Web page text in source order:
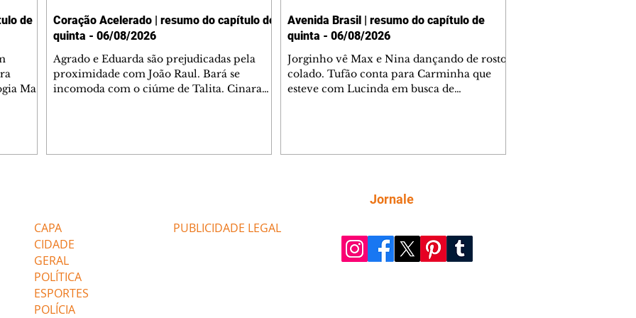
de
Mau
Coração Acelerado | resumo do capítulo de
quinta - 06/08/2026
Agrado e Eduarda são prejudicadas pela
proximidade com João Raul. Bará se
incomoda com o ciúme de Talita. Cinara
ajudar João Raul sem prejudicar a amiga.
Avenida Brasil | resumo do capítulo de
quinta - 06/08/2026
Jorginho vê Max e Nina dançando de rosto
colado. Tufão conta para Carminha que
esteve com Lucinda em busca de
Verônica e Noêmia perseguem Cadinho na
praia deserta. Dolores sugere que Roni peça
fugir da praia
CAPA
CIDADE
GERAL
POLÍTICA
ESPORTES
POLÍCIA
PUBLICIDADE LEGAL
Jornale